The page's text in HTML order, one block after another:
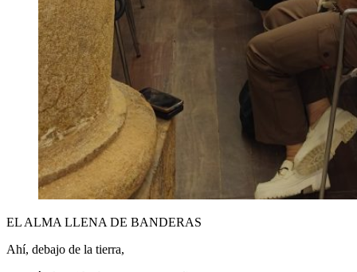
EL ALMA LLENA DE BANDERAS
Ahí, debajo de la tierra,